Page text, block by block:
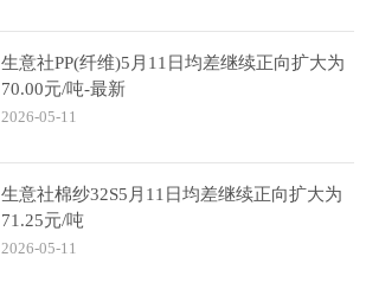
生意社PP(纤维)5月11日均差继续正向扩大为
70.00元/吨-最新
2026-05-11
生意社棉纱32S5月11日均差继续正向扩大为
71.25元/吨
2026-05-11